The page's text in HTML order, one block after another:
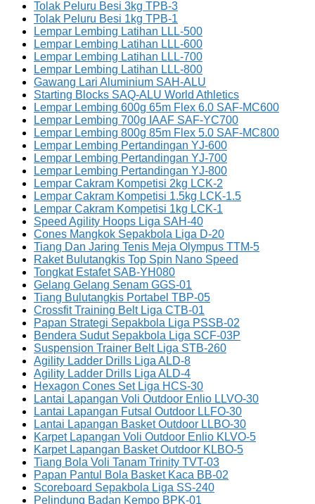
Tolak Peluru Besi 3kg TPB-3
Tolak Peluru Besi 1kg TPB-1
Lempar Lembing Latihan LLL-500
Lempar Lembing Latihan LLL-600
Lempar Lembing Latihan LLL-700
Lempar Lembing Latihan LLL-800
Gawang Lari Aluminium SAH-ALU
Starting Blocks SAQ-ALU World Athletics
Lempar Lembing 600g 65m Flex 6.0 SAF-MC600
Lempar Lembing 700g IAAF SAF-YC700
Lempar Lembing 800g 85m Flex 5.0 SAF-MC800
Lempar Lembing Pertandingan YJ-600
Lempar Lembing Pertandingan YJ-700
Lempar Lembing Pertandingan YJ-800
Lempar Cakram Kompetisi 2kg LCK-2
Lempar Cakram Kompetisi 1.5kg LCK-1.5
Lempar Cakram Kompetisi 1kg LCK-1
Speed Agility Hoops Liga SAH-40
Cones Mangkok Sepakbola Liga D-20
Tiang Dan Jaring Tenis Meja Olympus TTM-5
Raket Bulutangkis Top Spin Nano Speed
Tongkat Estafet SAB-YH080
Gelang Gelang Senam GGS-01
Tiang Bulutangkis Portabel TBP-05
Crossfit Training Belt Liga CTB-01
Papan Strategi Sepakbola Liga PSSB-02
Bendera Sudut Sepakbola Liga SCF-03P
Suspension Trainer Belt Liga STB-260
Agility Ladder Drills Liga ALD-8
Agility Ladder Drills Liga ALD-4
Hexagon Cones Set Liga HCS-30
Lantai Lapangan Voli Outdoor Enlio LLVO-30
Lantai Lapangan Futsal Outdoor LLFO-30
Lantai Lapangan Basket Outdoor LLBO-30
Karpet Lapangan Voli Outdoor Enlio KLVO-5
Karpet Lapangan Basket Outdoor KLBO-5
Tiang Bola Voli Tanam Trinity TVT-03
Papan Pantul Bola Basket Kaca BB-02
Scoreboard Sepakbola Liga SS-240
Pelindung Badan Kempo BPK-01